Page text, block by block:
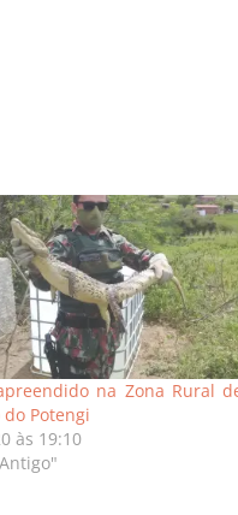
na Zona Rural
do Potengi
às 19:10